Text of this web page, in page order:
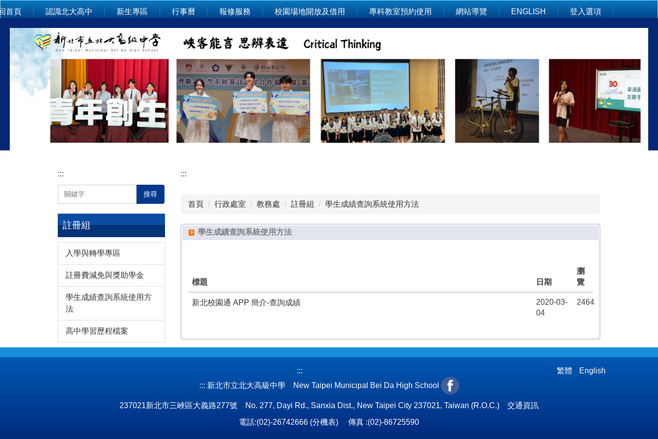
跳
到
主
內
容
:::
首頁 認識北大高中 新生專區 行事曆 報修服務 校園場地開放及借用 專科教室預約使用 網站導覽 ENGLISH 登入選項
:::
搜尋
註冊組
入學與轉學專區
註冊費減免與獎助學金
學生成績查詢系統使用方
法
高中學習歷程檔案
:::
首頁 行政處室 教務處 註冊組 學生成績查詢系統使用方法
學生成績查詢系統使用方法
標題 日期
瀏
覽
新北校園通 APP 簡介-查詢成績
2020-03-
04
2464
繁體 English
:::
::: 新北市立北大高級中學 New Taipei Municipal Bei Da High School
237021新北市三峽區大義路277號 No. 277, Dayi Rd., Sanxia Dist., New Taipei City 237021, Taiwan (R.O.C.) 交通資訊
電話:(02)-26742666 (分機表) 傳真 :(02)-86725590